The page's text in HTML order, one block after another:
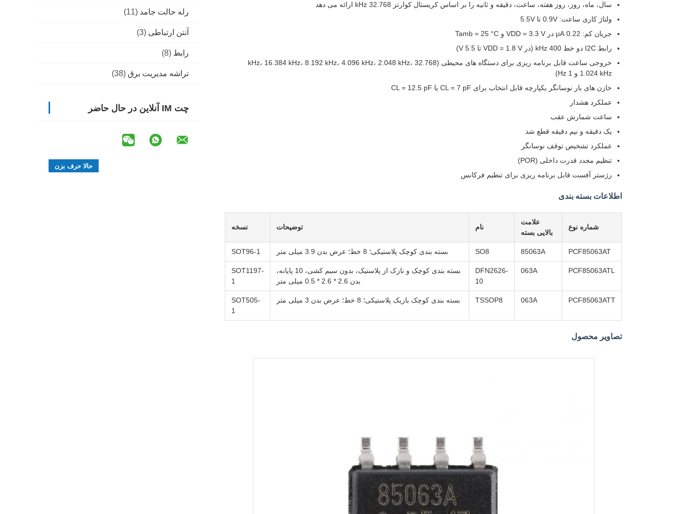
رله حالت جامد (11)
آنتن ارتباطی (3)
رابط (8)
تراشه مدیریت برق (38)
چت IM آنلاین در حال حاضر
سال، ماه، روز، روز هفته، ساعت، دقیقه و ثانیه را بر اساس کریستال کوارتز 32.768 kHz ارائه می دهد
ولتاژ کاری ساعت: 0.9V تا 5.5V
جریان کم: 0.22 μA در VDD = 3.3 V و Tamb = 25 °C
رابط I2C دو خط 400 kHz (در VDD = 1.8 V تا 5.5 V)
خروجی ساعت قابل برنامه ریزی برای دستگاه های محیطی (32.768 kHz، 16.384 kHz، 8.192 kHz، 4.096 kHz، 2.048 kHz،
1.024 kHz و 1 Hz)
خازن های بار نوسانگر یکپارچه قابل انتخاب برای CL = 7 pF یا CL = 12.5 pF
عملکرد هشدار
ساعت شمارش عقب
يک دقيقه و نيم دقيقه قطع شد
عملکرد تشخیص توقف نوسانگر
تنظیم مجدد قدرت داخلی (POR)
رژستر آفست قابل برنامه ریزی برای تنظیم فرکانس
اطلاعات بسته بندی
شماره نوع
علامت
بالایی بسته
نام توضیحات نسخه
PCF85063AT
85063A
SO8 بسته بندی کوچک پلاستیکی؛ 8 خط؛ عرض بدن 3.9 میلی متر SOT96-1
PCF85063ATL
063A
DFN2626-
10
بسته بندی کوچک و نازک از پلاستیک، بدون سیم کشی، 10 پایانه،
بدن 2.6 * 2.6 * 0.5 میلی متر
SOT1197-
1
PCF85063ATT
063A
TSSOP8 بسته بندی کوچک باریک پلاستیکی؛ 8 خط؛ عرض بدن 3 میلی متر
SOT505-
1
تصاویر محصول